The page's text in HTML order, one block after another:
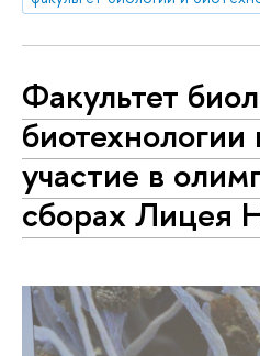
Факультет
участие в
сборах